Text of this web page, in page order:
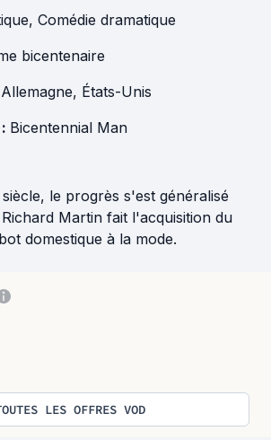
, Comédie dramatique
bicentenaire
Allemagne, États-Unis
Bicentennial Man
le progrès s'est généralisé
Martin fait l'acquisition du
domestique à la mode.
LES OFFRES VOD